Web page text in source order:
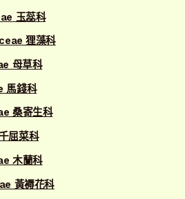
玉蕊科
狸藻科
母草科
馬錢科
桑寄生科
屈菜科
木蘭科
黃褥花科